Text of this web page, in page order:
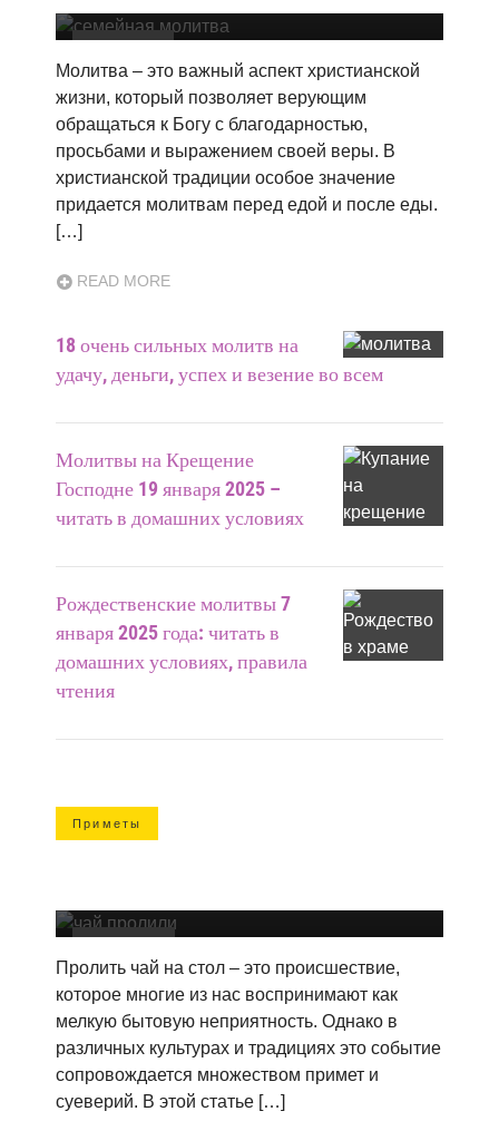
Молитва – это важный аспект христианской
жизни, который позволяет верующим
обращаться к Богу с благодарностью,
просьбами и выражением своей веры. В
христианской традиции особое значение
придается молитвам перед едой и после еды.
[…]
READ MORE
18 очень сильных молитв на
удачу, деньги, успех и везение во всем
Молитвы на Крещение
Господне 19 января 2025 –
читать в домашних условиях
Рождественские молитвы 7
января 2025 года: читать в
домашних условиях, правила
чтения
Приметы
Примета пролить чай на стол: что
Пролить чай на стол – это происшествие,
которое многие из нас воспринимают как
мелкую бытовую неприятность. Однако в
различных культурах и традициях это событие
сопровождается множеством примет и
суеверий. В этой статье […]